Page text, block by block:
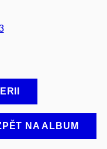
NA ALBUM